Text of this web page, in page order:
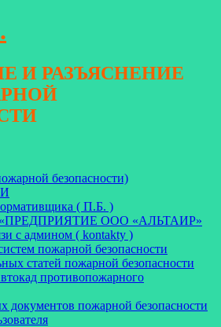
И РАЗЪЯСНЕНИЕ
безопасности)
( П.Б. )
ООО «АЛЬТАИР»
с админом ( kontakty )
пожарной безопасности
статей пожарной безопасности
противопожарного
документов пожарной безопасности